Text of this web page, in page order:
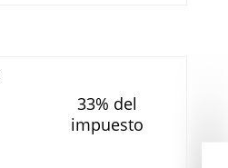
33% del
impuesto